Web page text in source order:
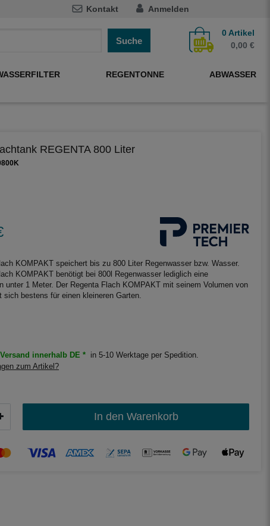
Kontakt Anmelden
Suche
0Artikel
0,00 €
REGENTONNE ABWASSER
REGENTA 800 Liter
KOMPAKT speichert bis zu 800 Liter Regenwasser bzw. Wasser.
KOMPAKT benötigt bei 800l Regenwasser lediglich eine
unter 1 Meter. Der Regenta Flach KOMPAKT mit seinem Volumen von
sich bestens für einen kleineren Garten.
innerhalb DE *
in 5-10 Werktage per Spedition.
zum Artikel?
In den Warenkorb